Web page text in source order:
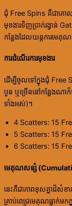
ជុំ Free Spins គឺជាគ
មុខងារទិញប្រាក់រង្វាន់
កន្លែងដែលយន្តការម
ការដំណើរការមុខងារ
ដើម្បីចូលទៅក្នុងជុំ Free
បួន ឬច្រើននៅកន្លែងណា
ទាំងអស់)។
4 Scatters: 15
5 Scatters: 15
6 Scatters: 15
មេគុណសន្សំ
នេះគឺជាភាពខុសគ្នាដ៏សំខ
គ្រាប់ពេជ្រមេគុណធ្លាក់ម